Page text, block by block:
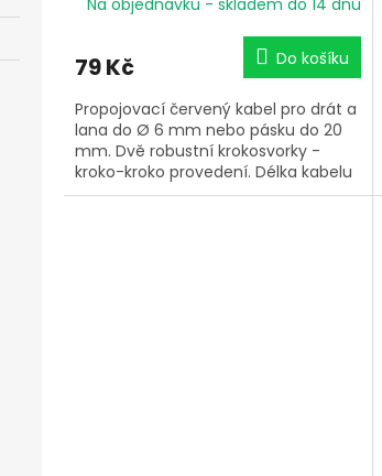
79 Kč Do košíku
Propojovací červený kabel pro drát a
lana do Ø 6 mm nebo pásku do 20
mm. Dvě robustní krokosvorky -
kroko-kroko provedení. Délka kabelu
100 cm. Pro snadnou manipulaci.